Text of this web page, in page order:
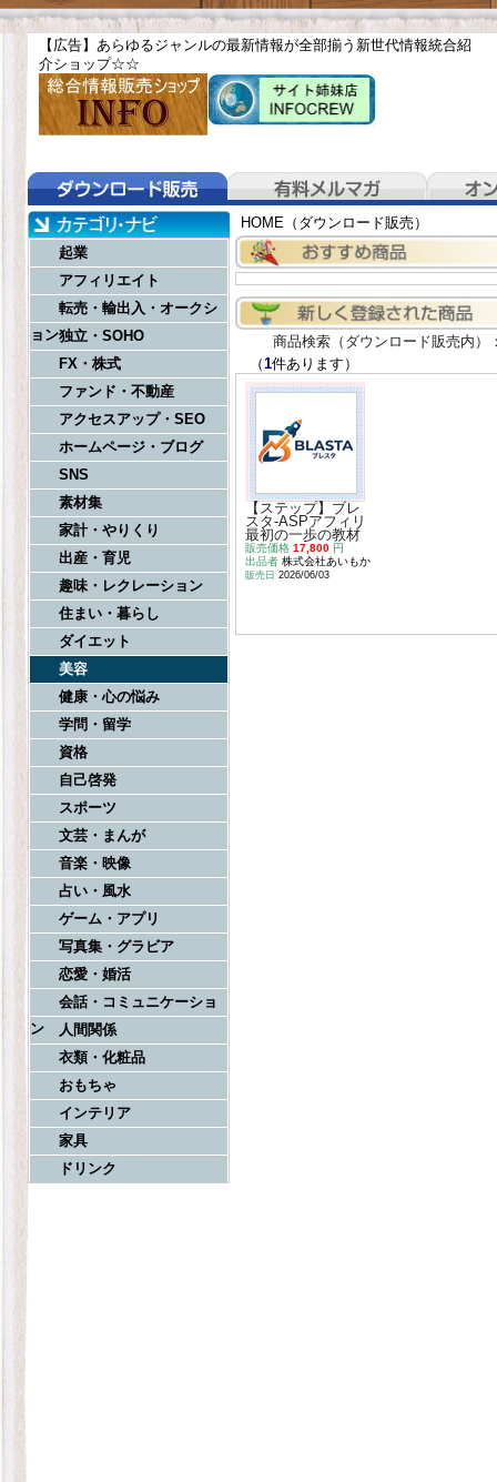
【広告】あらゆるジャンルの最新情報が全部揃う新世代情報統合紹
介ショップ☆☆
起業
アフィリエイト
転売・輸出入・オークシ
ョン独立・SOHO
FX・株式
ファンド・不動産
アクセスアップ・SEO
ホームページ・ブログ
SNS
素材集
家計・やりくり
出産・育児
趣味・レクレーション
住まい・暮らし
ダイエット
美容
健康・心の悩み
学問・留学
資格
自己啓発
スポーツ
文芸・まんが
音楽・映像
占い・風水
ゲーム・アプリ
写真集・グラビア
恋愛・婚活
会話・コミュニケーショ
ン
人間関係
衣類・化粧品
おもちゃ
インテリア
家具
ドリンク
HOME（ダウンロード販売）
商品検索（ダウンロード販売内）
（1件あります）
【ステップ】ブレ
スタ-ASPアフィリ
最初の一歩の教材
販売価格 17,800 円
出品者 株式会社あいもか
販売日 2026/06/03